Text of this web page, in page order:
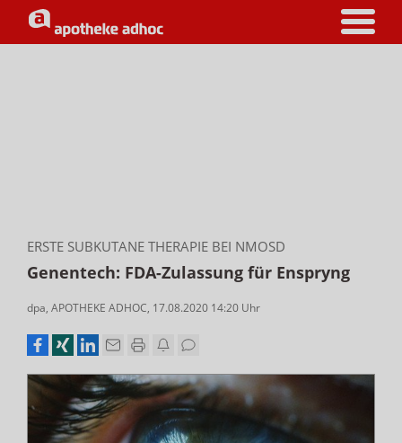
ERSTE SUBKUTANE THERAPIE BEI NMOSD
Genentech: FDA-Zulassung für Enspryng
dpa, APOTHEKE ADHOC, 17.08.2020 14:20 Uhr